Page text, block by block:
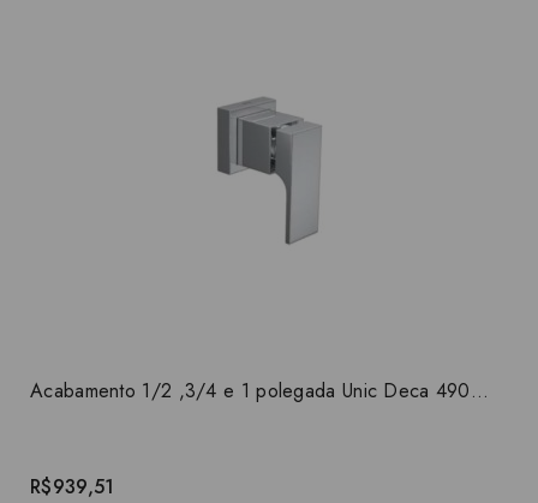
Acabamento 1/2 ,3/4 e 1 polegada Unic Deca 4900.C90.PQ
R$939,51